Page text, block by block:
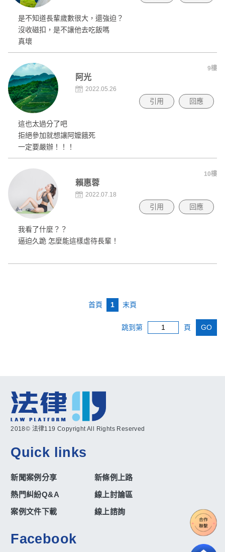
是不知道長輩歲數很大，還強迫？
沒收磁扣，是不讓他去吃飯嗎
真壞
9樓
阿光
2022.05.26
引用 回應
這也太過分了吧
拒絕參加就想讓阿嬤餓死
一定要嚴辦！！！
10樓
賴惠蓉
2022.07.18
引用 回應
我看了什麼？？
逼迫久跪 怎麼能這樣虐待長輩！
首頁 1 末頁
跳到第 頁 GO
2018© 法律119 Copyright All Rights Reserved
Quick links
新聞案例分享
新條例上路
熱門糾紛Q&A
線上討論區
案例文件下載
線上諮詢
Facebook